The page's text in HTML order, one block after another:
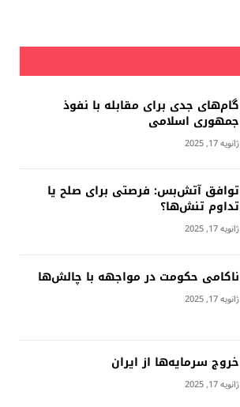
گام‌های جدی برای مقابله با نفوذ
جمهوری اسلامى
ژانویه 17, 2025
توافق آتش‌بس: فرصتی برای صلح یا
تداوم تنش‌ها؟
ژانویه 17, 2025
ناکامی حکومت در مواجهه با چالش‌ها
ژانویه 17, 2025
خروج سرمایه‌ها از ایران
ژانویه 17, 2025